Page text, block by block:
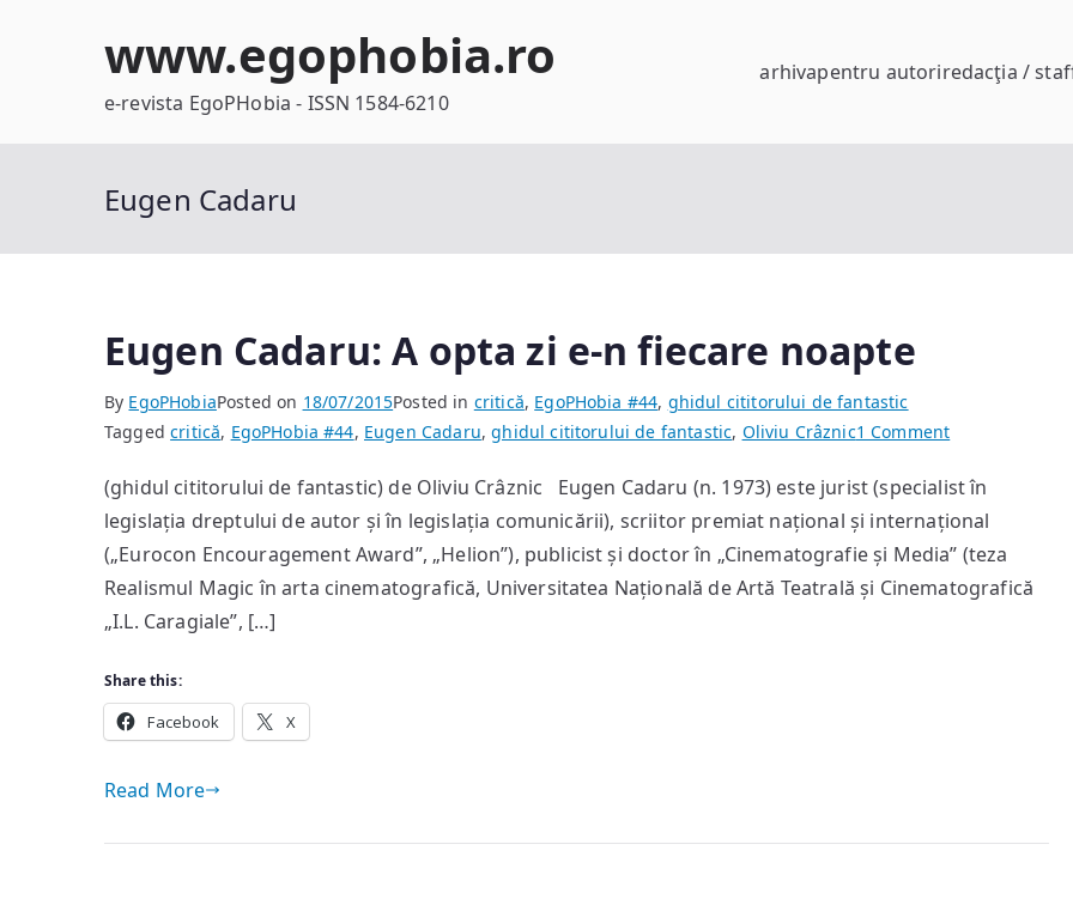
www.egophobia.ro
e-revista EgoPHobia - ISSN 1584-6210
arhivapentru autoriredacţia /
Eugen Cadaru
Eugen Cadaru: A opta zi e-n fiecare noapte
By EgoPHobiaPosted on 18/07/2015Posted in critică, EgoPHobia #44, ghidul cititorului de fantastic
Taggedcritică, EgoPHobia #44, Eugen Cadaru,ghidul cititorului de fantastic, Oliviu Crâznic1 Commenton
Cadaru:
A
opta
zi
(ghidul cititorului de fantastic) de Oliviu Crâznic Eugen Cadaru (n. 1973) este jurist (specialist în
legislația dreptului de autor și în legislația comunicării), scriitor premiat național și internațional
(„Eurocon Encouragement Award”, „Helion”), publicist și doctor în „Cinematografie și Media” (teza
Realismul Magic în arta cinematografică, Universitatea Națională de Artă Teatrală și Cinematografică
„I.L. Caragiale”, […]
Share this:
Facebook X
Read More